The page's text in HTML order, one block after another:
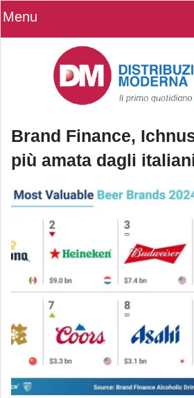
Menu
Brand Finance,
più amata dagli